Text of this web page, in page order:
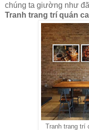
chúng ta giường như
Tranh trang trí quán
Tranh trang trí